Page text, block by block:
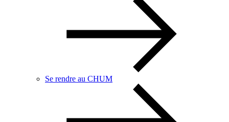
Se rendre au CHUM